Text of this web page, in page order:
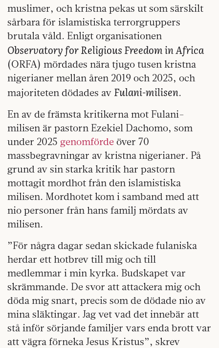
muslimer, och kristna pekas ut som särskilt
sårbara för islamistiska terrorgruppers
brutala våld. Enligt organisationen
Observatory for Religious Freedom in Africa
(ORFA) mördades nära tjugo tusen kristna
nigerianer mellan åren 2019 och 2025, och
majoriteten dödades av Fulani-milisen.
En av de främsta kritikerna mot Fulani-
milisen är pastorn Ezekiel Dachomo, som
under 2025 genomförde över 70
massbegravningar av kristna nigerianer. På
grund av sin starka kritik har pastorn
mottagit mordhot från den islamistiska
milisen. Mordhotet kom i samband med att
nio personer från hans familj mördats av
milisen.
”För några dagar sedan skickade fulaniska
herdar ett hotbrev till mig och till
medlemmar i min kyrka. Budskapet var
skrämmande. De svor att attackera mig och
döda mig snart, precis som de dödade nio av
mina släktingar. Jag vet vad det innebär att
stå inför sörjande familjer vars enda brott var
att vägra förneka Jesus Kristus”, skrev